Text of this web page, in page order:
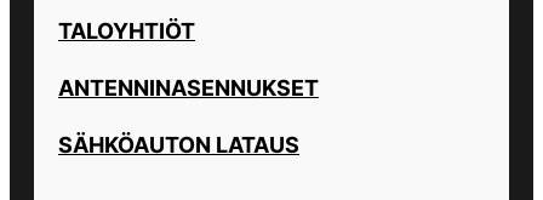
TALOYHTIÖT
ANTENNINASENNUKSET
SÄHKÖAUTON LATAUS